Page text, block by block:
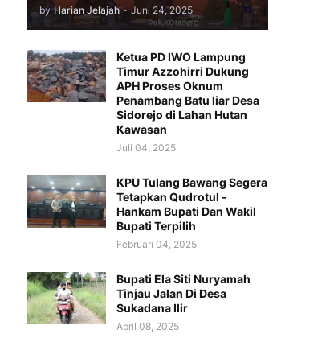
by Harian Jelajah - Juni 24, 2025
Ketua PD IWO Lampung
Timur Azzohirri Dukung
APH Proses Oknum
Penambang Batu liar Desa
Sidorejo di Lahan Hutan
Kawasan
Juli 04, 2025
KPU Tulang Bawang Segera
Tetapkan Qudrotul -
Hankam Bupati Dan Wakil
Bupati Terpilih
Februari 04, 2025
Bupati Ela Siti Nuryamah
Tinjau Jalan Di Desa
Sukadana Ilir
April 08, 2025